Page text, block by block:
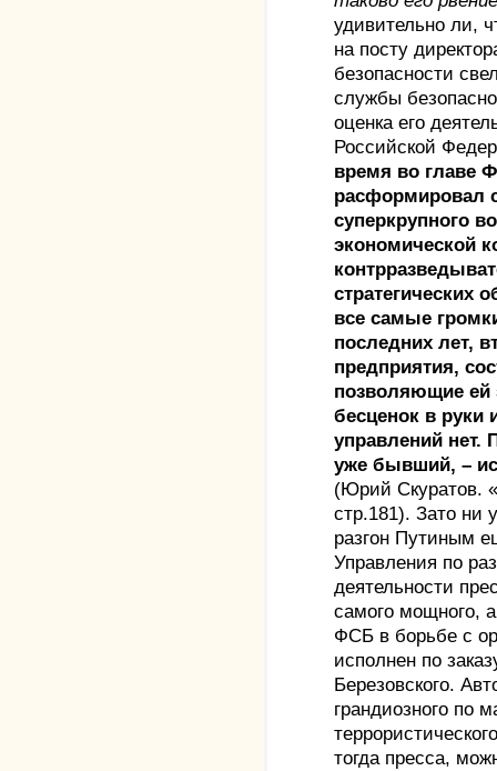
удивительно ли,
на посту
безопасности
службы
оценка его
Российской
время во главе
расформировал
суперкрупного
экономической
стратегических
все самые
последних лет,
предприятия,
позволяющие ей
бесценок в руки
управлений
уже бывший, –
(Юрий Скуратов.
стр.181). Зато ни
разгон Путиным
Управления по
деятельности
самого мощного,
ФСБ в борьбе с
исполнен по
Березовского.
грандиозного по
тогда пресса,